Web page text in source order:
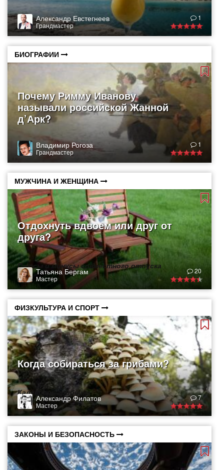
Александр Евстегнеев
Грандмастер
1
БИОГРАФИИ
Почему Римму Иванову
называли российской Жанной
д’Арк?
Владимир Рогоза
Грандмастер
1
МУЖЧИНА И ЖЕНЩИНА
Отдохнуть вдвоем или друг от
друга?
Плюсы и минусы совместного отпуска
Татьяна Бергам
Мастер
20
ФИЗКУЛЬТУРА И СПОРТ
Когда собираться за грибами?
Календарь грибника
Александр Филатов
Мастер
7
ЗАКОНЫ И БЕЗОПАСНОСТЬ